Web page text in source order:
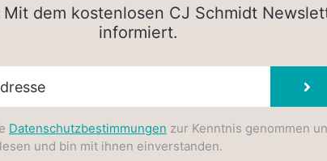
dem kostenlosen CJ Schmidt
informiert.
Datenschutzbestimmungen zur Kenntnis genommen
und bin mit ihnen einverstanden.